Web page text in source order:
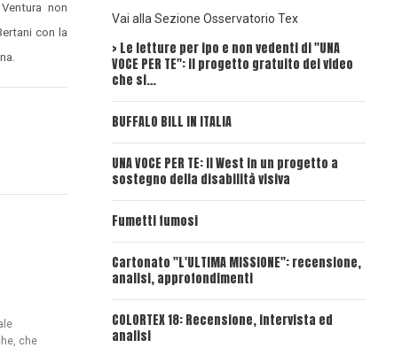
non
con la
che
Vai alla Sezione Osservatorio Tex
> Le letture per ipo e non vedenti di "UNA
VOCE PER TE": il progetto gratuito dei video
che si…
BUFFALO BILL IN ITALIA
UNA VOCE PER TE: il West in un progetto a
sostegno della disabilità visiva
Fumetti fumosi
Cartonato "L'ULTIMA MISSIONE": recensione,
analisi, approfondimenti
COLORTEX 18: Recensione, intervista ed
analisi
UNA
UNA
UNA
UNA